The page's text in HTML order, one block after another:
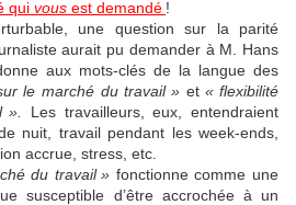
qui vous est demandé !
une question sur la parité
aurait pu demander à M. Hans
aux mots-clés de la langue des
le marché du travail » et« flexibilité
». Les travailleurs, eux, entendraient
nuit, travail pendant les week-ends,
accrue, stress, etc.
du travail » fonctionne comme une
susceptible d’être accrochée à un